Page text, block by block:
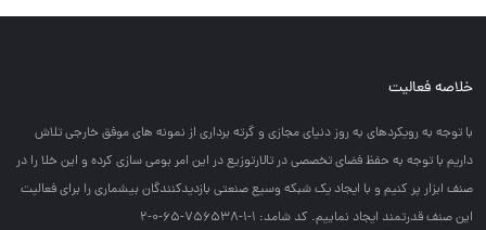
خلاصه فعالیت
با توجه به رويكردهاي به روز دنياي مجازي و گرته برداري از نمونه هاي موفق خارجي تلاش
داريم با توجه به حفظ فضاي تخصصي در تالارتوزيع در اين امر بومي سازي كرده و اين خلا را در
صنف ابزار پر كنيم و با ايجاد يك شبكه وسيع صنعتي بازديدكنندگان بيشماري را براي فعاليت
اين صنف قدرتمند ايجاد نماييم. کد شامد: 1-1-756538-65-0-2